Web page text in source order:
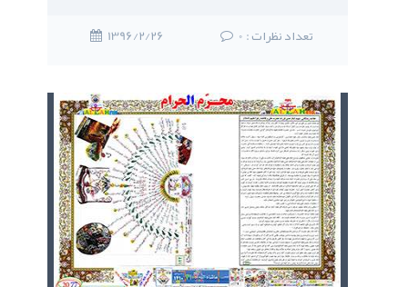
1396/2/26 0 : تعداد نظرات